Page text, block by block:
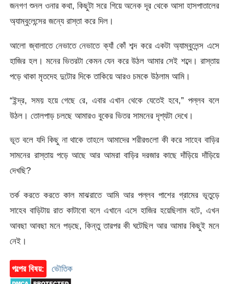
জনগণ শুনল ওনার কথা, কিছুটা সরে গিয়ে অনেক দূর থেকে আসা হাসপাতালের
অ্যাম্বুলেন্সের জন্যে রাস্তা করে দিল।
আলো জ্বালাতে নেভাতে নেভাতে ক্যাঁ কোঁ শব্দ করে একটা অ্যাম্বুলেন্স এসে
হাজির হল। মনের ভিতরটা কেমন যেন করে উঠল আমার সেই শব্দে। রাস্তায়
পড়ে থাকা মৃতদেহ দুটোর দিকে তাকিয়ে আরও চমকে উঠলাম আমি।
“ইন্দ্র, সময় হয়ে গেছে রে, এবার এখান থেকে যেতেই হবে,” পল্লব বলে
উঠল। তোলপাড় চলছে আমারও বুকের ভিতর সামনের দৃশ্যটা দেখে।
ভূত বলে যদি কিছু না থাকে তাহলে আমাদের শরীরগুলো কী করে সাহেব বাড়ির
সামনের রাস্তায় পড়ে আছে আর আমরা বাড়ির দরজার কাছে দাঁড়িয়ে দাঁড়িয়ে
দেখছি?
তর্ক করতে করতে কাল মাঝরাতে আমি আর পল্লব পাশের গ্রামের ভূতুড়ে
সাহেব বাড়িটায় রাত কাটাবো বলে এখানে এসে হাজির হয়েছিলাম বটে, এখন
আবছা আবছা মনে পড়ছে, কিন্তু তারপর কী ঘটেছিল আর আমার কিছুই মনে
নেই।
গল্পের বিষয়: ভৌতিক